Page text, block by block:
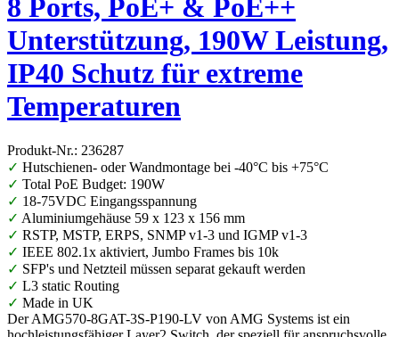
8 Ports, PoE+ & PoE++
Unterstützung, 190W Leistung,
IP40 Schutz für extreme
Temperaturen
Produkt-Nr.: 236287
✓ Hutschienen- oder Wandmontage bei -40°C bis +75°C
✓ Total PoE Budget: 190W
✓ 18-75VDC Eingangsspannung
✓ Aluminiumgehäuse 59 x 123 x 156 mm
✓ RSTP, MSTP, ERPS, SNMP v1-3 und IGMP v1-3
✓ IEEE 802.1x aktiviert, Jumbo Frames bis 10k
✓ SFP's und Netzteil müssen separat gekauft werden
✓ L3 static Routing
✓ Made in UK
Der AMG570-8GAT-3S-P190-LV von AMG Systems ist ein